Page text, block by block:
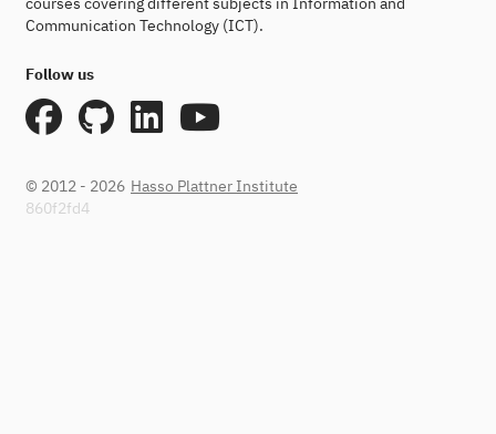
Communication Technology (ICT).
Follow us
© 2012 - 2026 Hasso Plattner Institute
860f2fd4